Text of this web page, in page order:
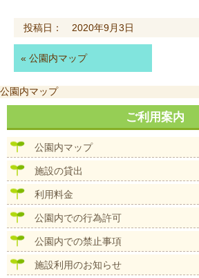
投稿日： 2020年9月3日
« 公園内マップ
投
稿
ビ
公園内マップ
ご利用案内
公園内マップ
施設の貸出
利用料金
公園内での行為許可
公園内での禁止事項
施設利用のお知らせ